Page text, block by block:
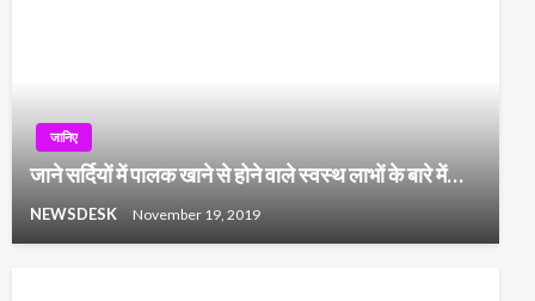
जानिए
जाने सर्दियों में पालक खाने से होने वाले स्वस्थ लाभों के बारे में…
NEWSDESK November 19, 2019